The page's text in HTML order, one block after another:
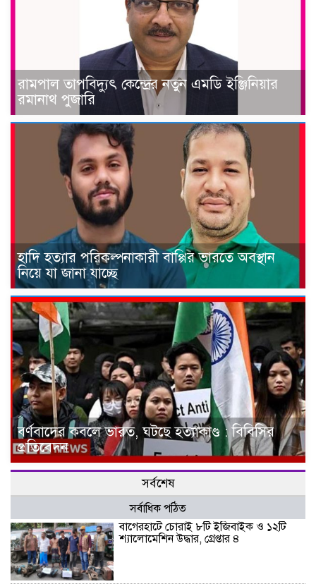
রামপাল তাপবিদ্যুৎ কেন্দ্রের নতুন এমডি ইঞ্জিনিয়ার
রমানাথ পুজারি
হাদি হত্যার পরিকল্পনাকারী বাপ্পির ভারতে অবস্থান
নিয়ে যা জানা যাচ্ছে
বর্ণবাদের কবলে ভারত, ঘটছে হত্যাকাণ্ড : বিবিসির
প্রতিবেদন
সর্বশেষ
সর্বাধিক পঠিত
বাগেরহাটে চোরাই ৮টি ইজিবাইক ও ১২টি
শ্যালোমেশিন উদ্ধার, গ্রেপ্তার ৪